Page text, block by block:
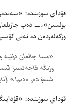
قۇ‌داي سوزىندە:‏
بولسىن»،‏—‏ دە‌پ
وزگە‌لە‌ردە‌ن دە نە‌نى
‏«مىنا جالعان
وزىڭە قاجە‌تسىز
شىعۋ دە‌ر ە‌دىم!‏»
قۇ‌داي سوزىندە:‏